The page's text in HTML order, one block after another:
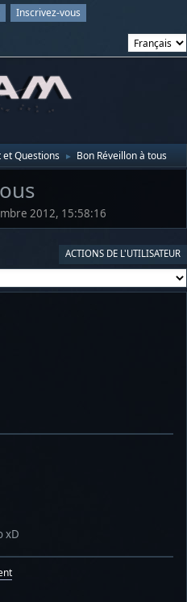
Inscrivez-vous
et Questions ► Bon Réveillon à tous
2012, 15:58:16
ACTIONS DE L'UTILISATEUR
xD